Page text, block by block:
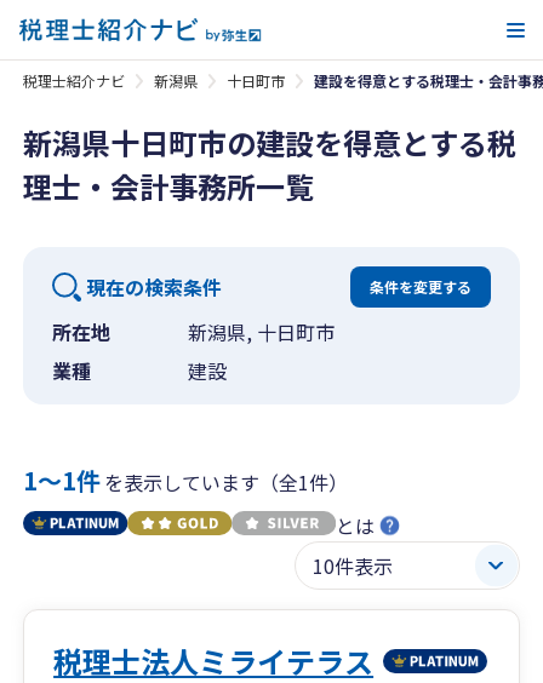
税理士紹介ナビ 新潟県 十日町市 建設を得意とする税理士・会計事
新潟県十日町市の建設を得意とする税
理士・会計事務所一覧
現在の検索条件 条件を変更する
所在地
新潟県, 十日町市
業種
建設
1〜1件を表示しています（全1件）
とは
税理士法人ミライテラス